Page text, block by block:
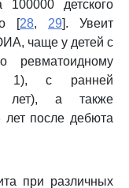
детского
[28, 29]. Увеит
чаще у детей с
ревматоидному
1), с ранней
а также
после дебюта
при различных